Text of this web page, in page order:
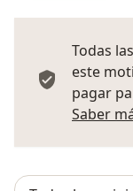
Todas
este
pagar
Saber